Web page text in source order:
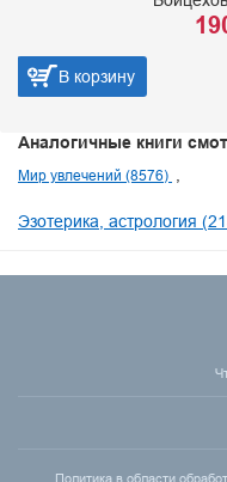
В корзину
Аналогичные книги
Мир увлечений (8576)
Эзотерика, астрология
Политика в области